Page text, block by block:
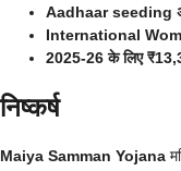
Aadhaar seeding
International
2025-26 के लिए
निष्कर्ष
Maiya Samman Yojana